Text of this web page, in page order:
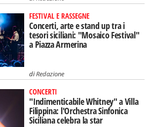
FESTIVAL E RASSEGNE
Concerti, arte e stand up tra i
tesori siciliani: "Mosaico Festival"
a Piazza Armerina
diRedazione
CONCERTI
"Indimenticabile Whitney" a Villa
Filippina: l'Orchestra Sinfonica
Siciliana celebra la star